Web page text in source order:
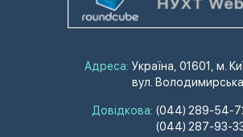
Адреса: Україна, 01601, м.
вул.
Довідкова: (044) 289-54-
(044) 287-93-